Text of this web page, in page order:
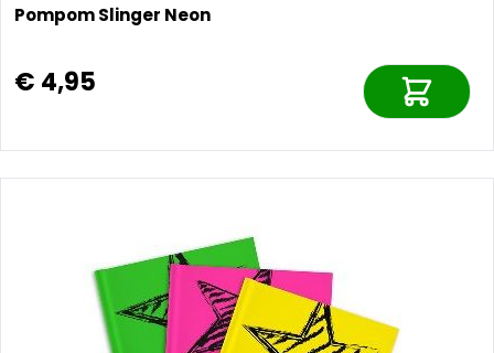
Pompom Slinger Neon
€ 4,95